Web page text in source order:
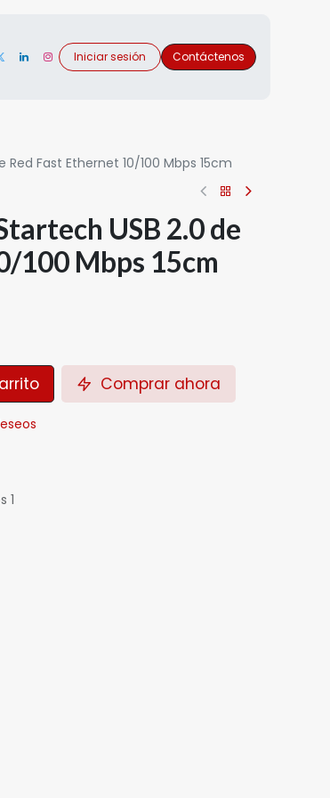
Iniciar sesión Contáctenos
Fast Ethernet 10/100 Mbps 15cm
USB 2.0 de
100 Mbps 15cm
Comprar ahora
1